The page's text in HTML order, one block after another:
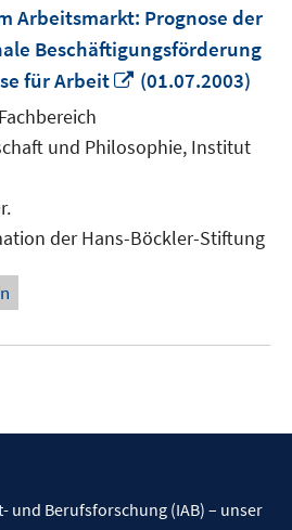
Arbeitsmarkt: Prognose der
Beschäftigungsförderung
für Arbeit
In
öffnen
(01.07.2003)
und Philosophie, Institut
der Hans-Böckler-Stiftung
und Berufsforschung (IAB) – unser